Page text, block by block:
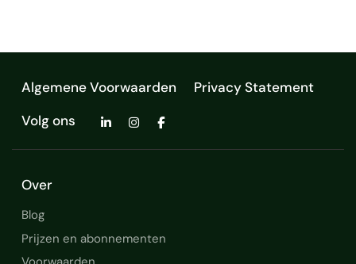
Algemene Voorwaarden
Privacy Statement
Volg ons
Over
Blog
Prijzen en abonnementen